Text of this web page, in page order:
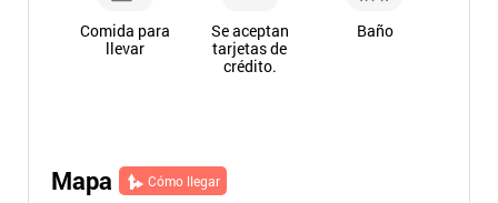
Comida para
llevar
Se aceptan
tarjetas de
crédito.
Baño
Mapa Cómo llegar